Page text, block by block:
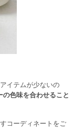
イテムが少ないの
色味を合わせること
コーディネートをご